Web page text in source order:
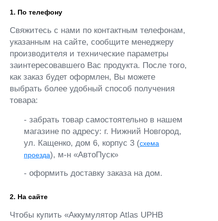
1. По телефону
Свяжитесь с нами по контактным телефонам,
указанным на сайте, сообщите менеджеру
производителя и технические параметры
заинтересовавшего Вас продукта. После того,
как заказ будет оформлен, Вы можете
выбрать более удобный способ получения
товара:
- забрать товар самостоятельно в нашем
магазине по адресу: г. Нижний Новгород,
ул. Кащенко, дом 6, корпус 3 (схема
проезда), м-н «АвтоПуск»
- оформить доставку заказа на дом.
2. На сайте
Чтобы купить «Аккумулятор Atlas UPHB